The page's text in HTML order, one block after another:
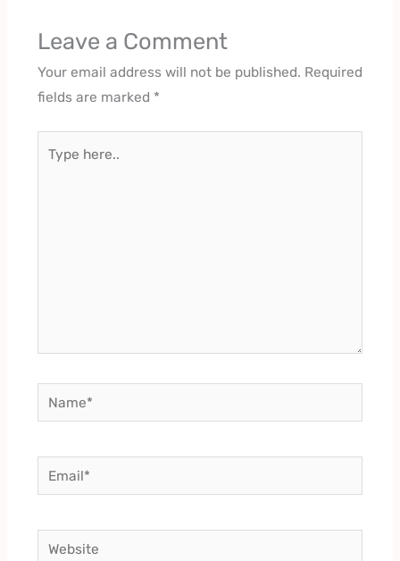
Leave a Comment
Your email address will not be published. Required
fields are marked *
Name*
Email*
Website